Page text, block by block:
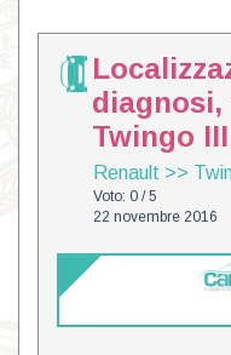
diagnosi,
Twingo III
Renault >>
Voto: 0 / 5
22 novembre 2016